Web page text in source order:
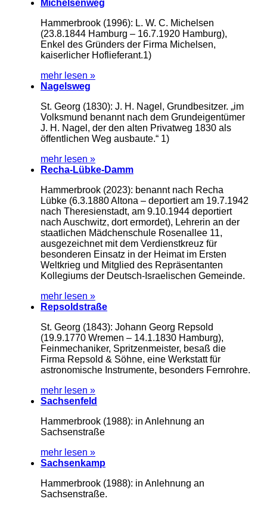
Michelsenweg
Hammerbrook (1996): L. W. C. Michelsen
(23.8.1844 Hamburg – 16.7.1920 Hamburg),
Enkel des Gründers der Firma Michelsen,
kaiserlicher Hoflieferant.1)
mehr lesen »
Nagelsweg
St. Georg (1830): J. H. Nagel, Grundbesitzer. „im
Volksmund benannt nach dem Grundeigentümer
J. H. Nagel, der den alten Privatweg 1830 als
öffentlichen Weg ausbaute.“ 1)
mehr lesen »
Recha-Lübke-Damm
Hammerbrook (2023): benannt nach Recha
Lübke (6.3.1880 Altona – deportiert am 19.7.1942
nach Theresienstadt, am 9.10.1944 deportiert
nach Auschwitz, dort ermordet), Lehrerin an der
staatlichen Mädchenschule Rosenallee 11,
ausgezeichnet mit dem Verdienstkreuz für
besonderen Einsatz in der Heimat im Ersten
Weltkrieg und Mitglied des Repräsentanten
Kollegiums der Deutsch-Israelischen Gemeinde.
mehr lesen »
Repsoldstraße
St. Georg (1843): Johann Georg Repsold
(19.9.1770 Wremen – 14.1.1830 Hamburg),
Feinmechaniker, Spritzenmeister, besaß die
Firma Repsold & Söhne, eine Werkstatt für
astronomische Instrumente, besonders Fernrohre.
mehr lesen »
Sachsenfeld
Hammerbrook (1988): in Anlehnung an
Sachsenstraße
mehr lesen »
Sachsenkamp
Hammerbrook (1988): in Anlehnung an
Sachsenstraße.